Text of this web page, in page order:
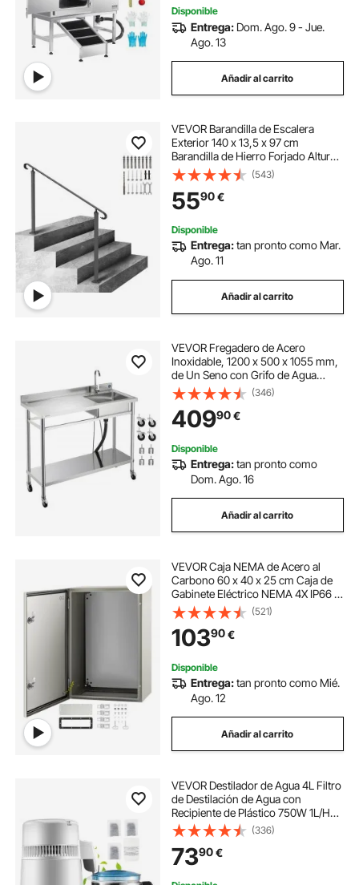
Disponible
Entrega: Dom. Ago. 9 - Jue.
Ago. 13
Añadir al carrito
VEVOR Barandilla de Escalera
Exterior 140 x 13,5 x 97 cm
Barandilla de Hierro Forjado Altura y
Ángulo Ajustable Pasamanos
Exterior Portal para 3 Escalones
Barandilla de Escalera Negro
Entrada Jardín
(543)
5590€
Disponible
Entrega:tan pronto como Mar.
Ago. 11
Añadir al carrito
VEVOR Fregadero de Acero
Inoxidable, 1200 x 500 x 1055 mm,
de Un Seno con Grifo de Agua
Caliente y Fría y Ruedas, para
Garaje, Restaurante, Lavandería,
Lavabo Exterior con Encimera
Izquierda
(346)
40990€
Disponible
Entrega:tan pronto como
Dom. Ago. 16
Añadir al carrito
VEVOR Caja NEMA de Acero al
Carbono 60 x 40 x 25 cm Caja de
Gabinete Eléctrico NEMA 4X IP66 a
Prueba de Agua y Polvo Caja de
Conexiones Eléctricas para
Interiores y Exteriores con Placa de
Montaje
(521)
10390€
Disponible
Entrega:tan pronto como Mié.
Ago. 12
Añadir al carrito
VEVOR Destilador de Agua 4L Filtro
de Destilación de Agua con
Recipiente de Plástico 750W 1L/H
Ajuste de Velocidad, Destilación
Filtro Purificador 3582 g de Acero
Inoxidable con Pantalla Doble,
Blanco
(336)
7390€